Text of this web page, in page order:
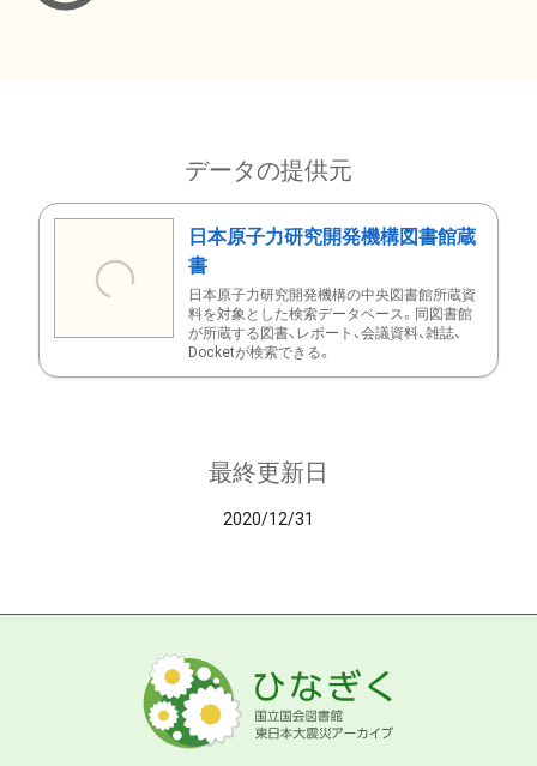
データの提供元
日本原子力研究開発機構図書館蔵
書
日本原子力研究開発機構の中央図書館所蔵資
料を対象とした検索データベース。同図書館
が所蔵する図書、レポート、会議資料、雑誌、
Docketが検索できる。
最終更新日
2020/12/31